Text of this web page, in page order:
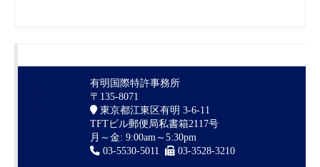
有明国際特許事務所
〒135-8071
東京都江東区有明 3-6-11
TFTビル郵便局私書箱2117号
月～金: 9:00am～5:30pm
03-5530-5011
03-3528-3210